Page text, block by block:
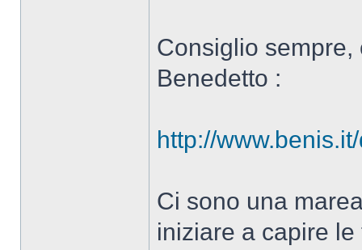
Consiglio
Benedetto :
http://
Ci sono una
iniziare a capire